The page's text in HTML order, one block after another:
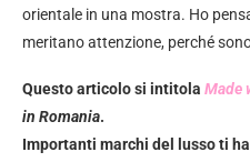
orientale in una mostra. Ho
meritano attenzione, perché
Questo articolo si intitola Made
in Romania.
Importanti marchi del lusso ti